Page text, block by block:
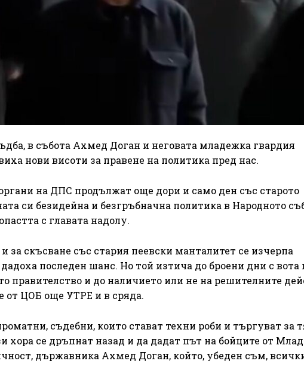
в събота Ахмед Доган и неговата младежка гвардия
нови висоти за правене на политика пред нас.
на ДПС продължат още дори и само ден със старото
си безидейна и безгръбначна политика в Народното
с главата надолу.
скъсване със стария пеевски манталитет се изчерпа
последен шанс. Но той изтича до броени дни с вота
правителство и до наличието или не на решителните
от ЦОБ още УТРЕ и в сряда.
съдебни, които стават техни роби и търгуват за
хора се дръпнат назад и да дадат път на бойците от
държавника Ахмед Доган, който, убеден съм,